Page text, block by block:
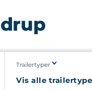
Trailertyper